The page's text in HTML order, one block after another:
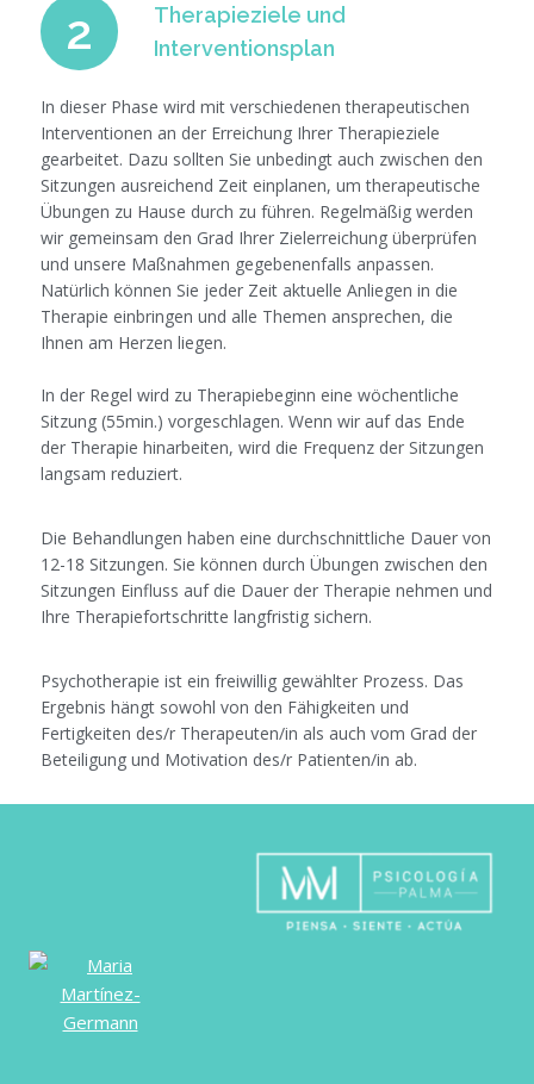
2
Therapieziele und
Interventionsplan
In dieser Phase wird mit verschiedenen therapeutischen
Interventionen an der Erreichung Ihrer Therapieziele
gearbeitet. Dazu sollten Sie unbedingt auch zwischen den
Sitzungen ausreichend Zeit einplanen, um therapeutische
Übungen zu Hause durch zu führen. Regelmäßig werden
wir gemeinsam den Grad Ihrer Zielerreichung überprüfen
und unsere Maßnahmen gegebenenfalls anpassen.
Natürlich können Sie jeder Zeit aktuelle Anliegen in die
Therapie einbringen und alle Themen ansprechen, die
Ihnen am Herzen liegen.
In der Regel wird zu Therapiebeginn eine wöchentliche
Sitzung (55min.) vorgeschlagen. Wenn wir auf das Ende
der Therapie hinarbeiten, wird die Frequenz der Sitzungen
langsam reduziert.
Die Behandlungen haben eine durchschnittliche Dauer von
12-18 Sitzungen. Sie können durch Übungen zwischen den
Sitzungen Einfluss auf die Dauer der Therapie nehmen und
Ihre Therapiefortschritte langfristig sichern.
Psychotherapie ist ein freiwillig gewählter Prozess. Das
Ergebnis hängt sowohl von den Fähigkeiten und
Fertigkeiten des/r Therapeuten/in als auch vom Grad der
Beteiligung und Motivation des/r Patienten/in ab.